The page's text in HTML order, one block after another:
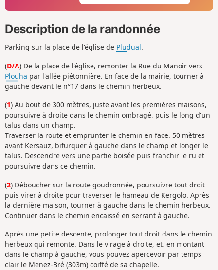
Description de la randonnée
Parking sur la place de l'église de Pludual.
(D/A) De la place de l'église, remonter la Rue du Manoir vers
Plouha par l'allée piétonnière. En face de la mairie, tourner à
gauche devant le n°17 dans le chemin herbeux.
(1) Au bout de 300 mètres, juste avant les premières maisons,
poursuivre à droite dans le chemin ombragé, puis le long d'un
talus dans un champ.
Traverser la route et emprunter le chemin en face. 50 mètres
avant Kersauz, bifurquer à gauche dans le champ et longer le
talus. Descendre vers une partie boisée puis franchir le ru et
poursuivre dans ce chemin.
(2) Déboucher sur la route goudronnée, poursuivre tout droit
puis virer à droite pour traverser le hameau de Kergolo. Après
la dernière maison, tourner à gauche dans le chemin herbeux.
Continuer dans le chemin encaissé en serrant à gauche.
Après une petite descente, prolonger tout droit dans le chemin
herbeux qui remonte. Dans le virage à droite, et, en montant
dans le champ à gauche, vous pouvez apercevoir par temps
clair le Menez-Bré (303m) coiffé de sa chapelle.